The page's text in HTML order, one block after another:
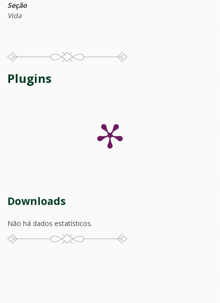
Seção
Vida
Plugins
Downloads
Não há dados estatísticos.